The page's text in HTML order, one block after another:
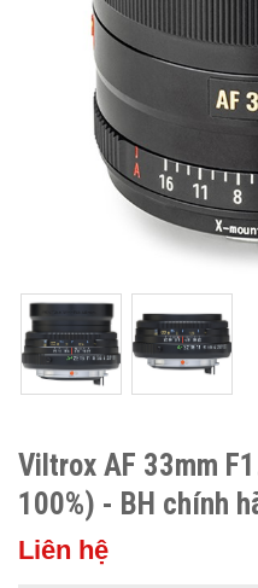
Viltrox AF 33mm
100%) - BH chính
Liên hệ